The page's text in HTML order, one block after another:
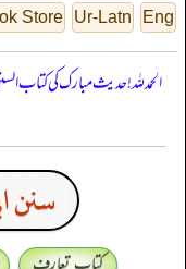
Eng
Ur-Latn
Store
الحمدللہ! حدیث مبارک کی کتاب
سنن